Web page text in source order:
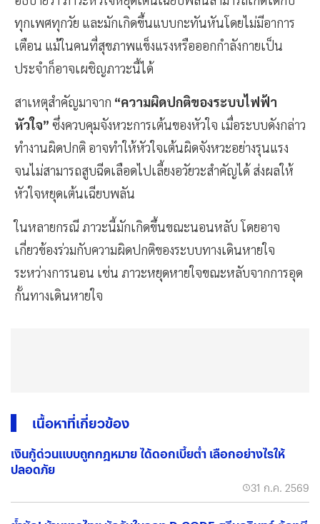
ทุกเพศทุกวัย และมักเกิดขึ้นแบบกะทันหันโดยไม่มีอาการ
เตือน แม้ในคนที่สุขภาพแข็งแรงหรือออกกำลังกายเป็น
ประจำก็อาจเผชิญภาวะนี้ได้
สาเหตุสำคัญมาจาก “ความผิดปกติของระบบไฟฟ้า
หัวใจ” ซึ่งควบคุมจังหวะการเต้นของหัวใจ เมื่อระบบดังกล่าว
ทำงานผิดปกติ อาจทำให้หัวใจเต้นผิดจังหวะอย่างรุนแรง
จนไม่สามารถสูบฉีดเลือดไปเลี้ยงอวัยวะสำคัญได้ ส่งผลให้
หัวใจหยุดเต้นเฉียบพลัน
ในหลายกรณี ภาวะนี้มักเกิดขึ้นขณะนอนหลับ โดยอาจ
เกี่ยวข้องร่วมกับความผิดปกติของระบบทางเดินหายใจ
ระหว่างการนอน เช่น ภาวะหยุดหายใจขณะหลับจากการอุด
กั้นทางเดินหายใจ
เนื้อหาที่เกี่ยวข้อง
เงินกู้ด่วนแบบถูกกฎหมาย ได้ดอกเบี้ยต่ำ เลือกอย่างไรให้
ปลอดภัย
31 ก.ค. 2569